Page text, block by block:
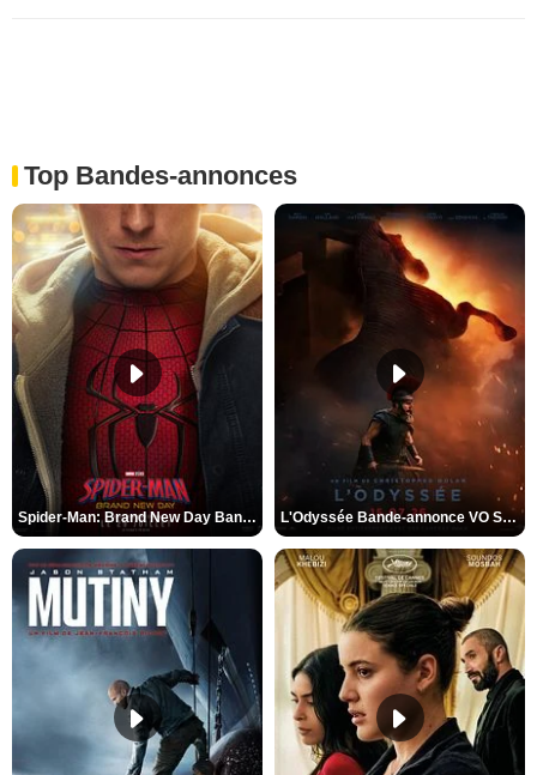
Top Bandes-annonces
Spider-Man: Brand New Day Bande-annonce VO STFR L'Odyssée Bande-annonce VO STFR